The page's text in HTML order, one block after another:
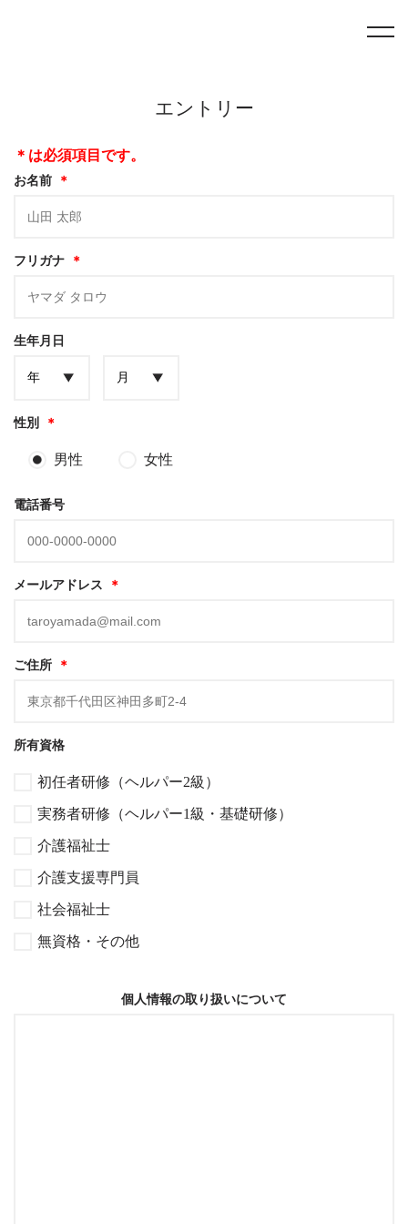
エントリー
＊は必須項目です。
お名前 ＊
フリガナ ＊
生年月日
性別 ＊
男性 女性
電話番号
メールアドレス ＊
ご住所 ＊
所有資格
初任者研修（ヘルパー2級）
実務者研修（ヘルパー1級・基礎研修）
介護福祉士
介護支援専門員
社会福祉士
無資格・その他
個人情報の取り扱いについて